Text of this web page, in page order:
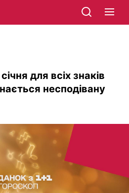
для всіх знаків
несподівану